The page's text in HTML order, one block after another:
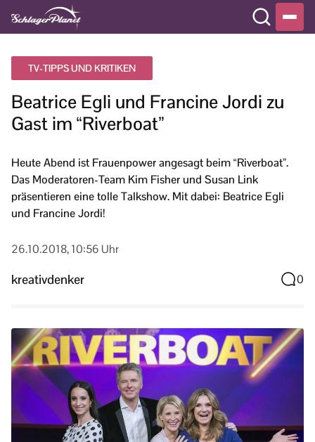
TV-TIPPS UND KRITIKEN
Beatrice Egli und Francine Jordi zu
Gast im “Riverboat”
Heute Abend ist Frauenpower angesagt beim “Riverboat”.
Das Moderatoren-Team Kim Fisher und Susan Link
präsentieren eine tolle Talkshow. Mit dabei: Beatrice Egli
und Francine Jordi!
26.10.2018, 10:56 Uhr
kreativdenker 0